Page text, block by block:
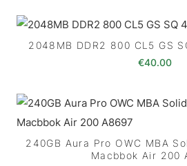
2048MB DDR2 800 CL5 GS
€40.00
240GB Aura Pro OWC MBA
Macbbok Air 200